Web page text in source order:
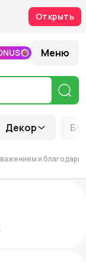
Открыть
Декор
Меню
и